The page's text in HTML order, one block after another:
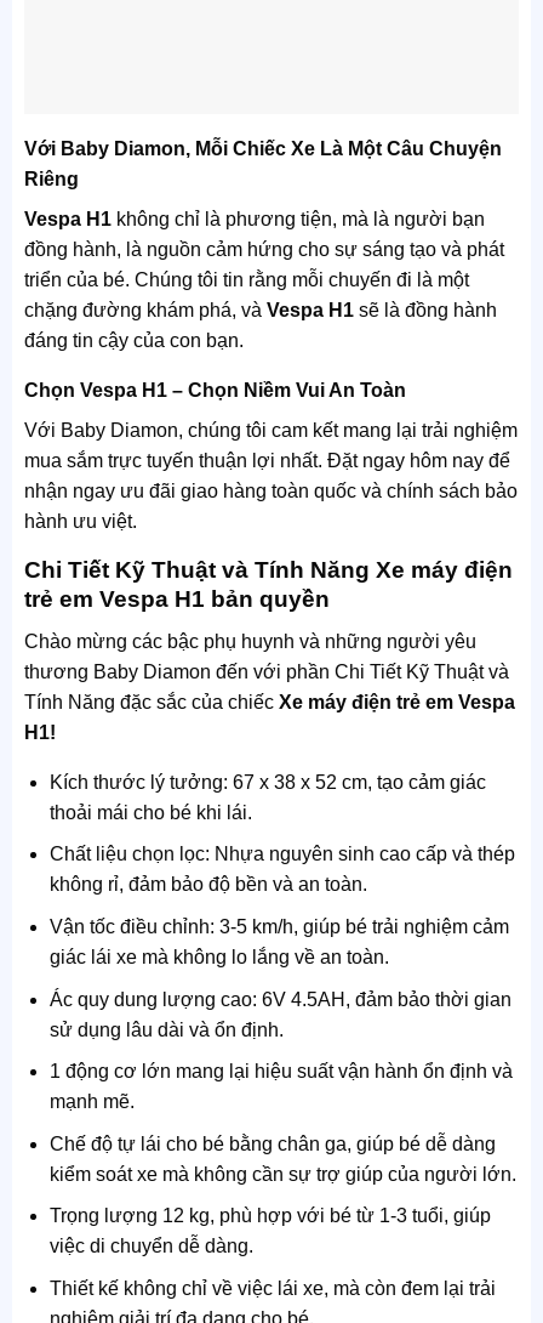
Với Baby Diamon, Mỗi Chiếc Xe Là Một Câu Chuyện
Riêng
Vespa H1không chỉ là phương tiện, mà là người bạn
đồng hành, là nguồn cảm hứng cho sự sáng tạo và phát
triển của bé. Chúng tôi tin rằng mỗi chuyến đi là một
chặng đường khám phá, và Vespa H1sẽ là đồng hành
đáng tin cậy của con bạn.
Chọn Vespa H1 – Chọn Niềm Vui An Toàn
Với Baby Diamon, chúng tôi cam kết mang lại trải nghiệm
mua sắm trực tuyến thuận lợi nhất. Đặt ngay hôm nay để
nhận ngay ưu đãi giao hàng toàn quốc và chính sách bảo
hành ưu việt.
Chi Tiết Kỹ Thuật và Tính Năng Xe máy điện
trẻ em Vespa H1 bản quyền
Chào mừng các bậc phụ huynh và những người yêu
thương Baby Diamon đến với phần Chi Tiết Kỹ Thuật và
Tính Năng đặc sắc của chiếc Xe máy điện trẻ em Vespa
H1!
Kích thước lý tưởng: 67 x 38 x 52 cm, tạo cảm giác
thoải mái cho bé khi lái.
Chất liệu chọn lọc: Nhựa nguyên sinh cao cấp và thép
không rỉ, đảm bảo độ bền và an toàn.
Vận tốc điều chỉnh: 3-5 km/h, giúp bé trải nghiệm cảm
giác lái xe mà không lo lắng về an toàn.
Ác quy dung lượng cao: 6V 4.5AH, đảm bảo thời gian
sử dụng lâu dài và ổn định.
1 động cơ lớn mang lại hiệu suất vận hành ổn định và
mạnh mẽ.
Chế độ tự lái cho bé bằng chân ga, giúp bé dễ dàng
kiểm soát xe mà không cần sự trợ giúp của người lớn.
Trọng lượng 12 kg, phù hợp với bé từ 1-3 tuổi, giúp
việc di chuyển dễ dàng.
Thiết kế không chỉ về việc lái xe, mà còn đem lại trải
nghiệm giải trí đa dạng cho bé.